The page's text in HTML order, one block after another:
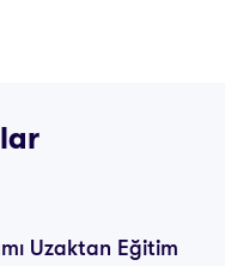
Uzaktan Eğitim